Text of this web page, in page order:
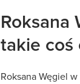
Roksana
takie coś
Roksana Węgiel